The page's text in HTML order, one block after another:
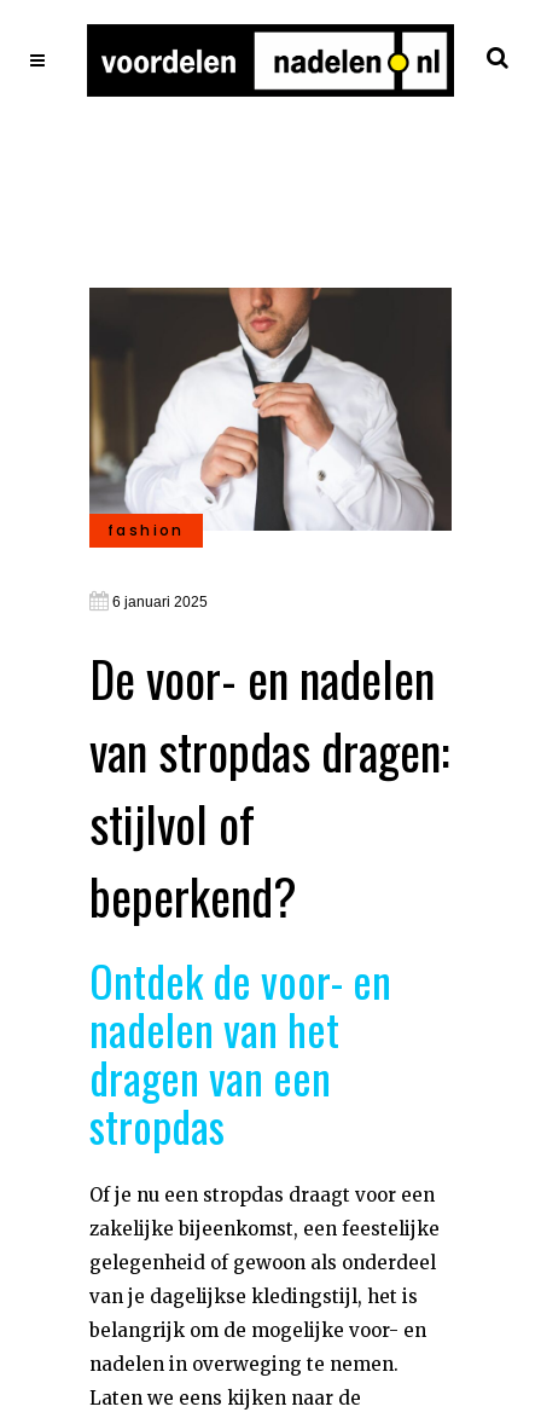
fashion
6 januari 2025
De voor- en nadelen
van stropdas dragen:
stijlvol of
beperkend?
Ontdek de voor- en
nadelen van het
dragen van een
stropdas
Of je nu een stropdas draagt voor een
zakelijke bijeenkomst, een feestelijke
gelegenheid of gewoon als onderdeel
van je dagelijkse kledingstijl, het is
belangrijk om de mogelijke voor- en
nadelen in overweging te nemen.
Laten we eens kijken naar de